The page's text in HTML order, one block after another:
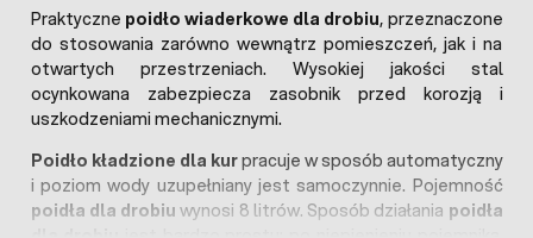
Praktyczne poidło wiaderkowe dla drobiu, przeznaczone
do stosowania zarówno wewnątrz pomieszczeń, jak i na
otwartych przestrzeniach. Wysokiej jakości stal
ocynkowana zabezpiecza zasobnik przed korozją i
uszkodzeniami mechanicznymi.
Poidło kładzione dla kurpracuje w sposób automatyczny
i poziom wody uzupełniany jest samoczynnie. Pojemność
poidła dla drobiu wynosi 8 litrów. Sposób działania poidła